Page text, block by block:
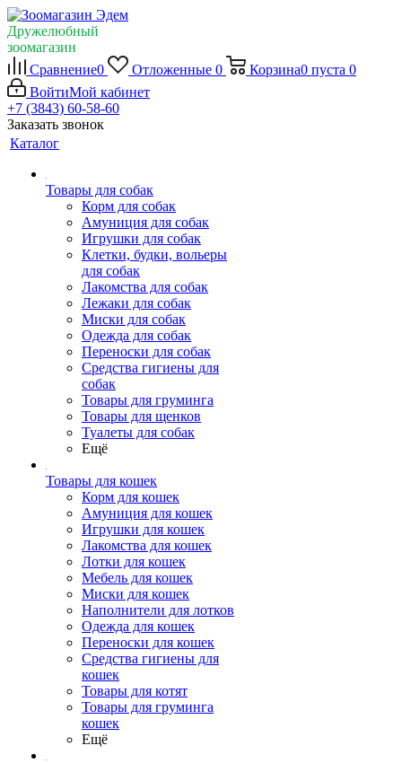
Дружелюбный
зоомагазин
Сравнение0 Отложенные 0 Корзина0 пуста 0
ВойтиМой кабинет
+7 (3843) 60-58-60
Заказать звонок
Каталог
Товары для собак
Корм для собак
Амуниция для собак
Игрушки для собак
Клетки, будки, вольеры
для собак
Лакомства для собак
Лежаки для собак
Миски для собак
Одежда для собак
Переноски для собак
Средства гигиены для
собак
Товары для груминга
Товары для щенков
Туалеты для собак
Ещё
Товары для кошек
Корм для кошек
Амуниция для кошек
Игрушки для кошек
Лакомства для кошек
Лотки для кошек
Мебель для кошек
Миски для кошек
Наполнители для лотков
Одежда для кошек
Переноски для кошек
Средства гигиены для
кошек
Товары для котят
Товары для груминга
кошек
Ещё